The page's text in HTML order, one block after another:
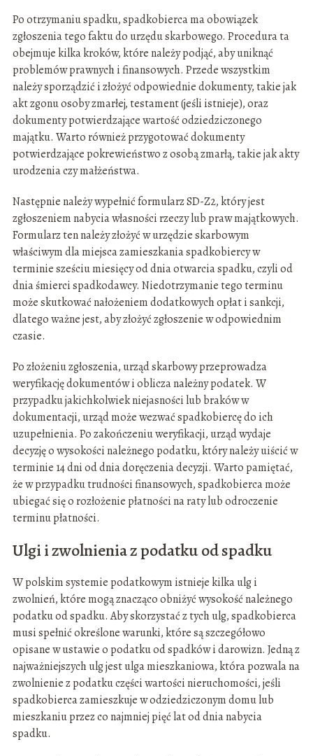
Po otrzymaniu spadku, spadkobierca ma obowiązek
zgłoszenia tego faktu do urzędu skarbowego. Procedura ta
obejmuje kilka kroków, które należy podjąć, aby uniknąć
problemów prawnych i finansowych. Przede wszystkim
należy sporządzić i złożyć odpowiednie dokumenty, takie jak
akt zgonu osoby zmarłej, testament (jeśli istnieje), oraz
dokumenty potwierdzające wartość odziedziczonego
majątku. Warto również przygotować dokumenty
potwierdzające pokrewieństwo z osobą zmarłą, takie jak akty
urodzenia czy małżeństwa.
Następnie należy wypełnić formularz SD-Z2, który jest
zgłoszeniem nabycia własności rzeczy lub praw majątkowych.
Formularz ten należy złożyć w urzędzie skarbowym
właściwym dla miejsca zamieszkania spadkobiercy w
terminie sześciu miesięcy od dnia otwarcia spadku, czyli od
dnia śmierci spadkodawcy. Niedotrzymanie tego terminu
może skutkować nałożeniem dodatkowych opłat i sankcji,
dlatego ważne jest, aby złożyć zgłoszenie w odpowiednim
czasie.
Po złożeniu zgłoszenia, urząd skarbowy przeprowadza
weryfikację dokumentów i oblicza należny podatek. W
przypadku jakichkolwiek niejasności lub braków w
dokumentacji, urząd może wezwać spadkobiercę do ich
uzupełnienia. Po zakończeniu weryfikacji, urząd wydaje
decyzję o wysokości należnego podatku, który należy uiścić w
terminie 14 dni od dnia doręczenia decyzji. Warto pamiętać,
że w przypadku trudności finansowych, spadkobierca może
ubiegać się o rozłożenie płatności na raty lub odroczenie
terminu płatności.
Ulgi i zwolnienia z podatku od spadku
W polskim systemie podatkowym istnieje kilka ulg i
zwolnień, które mogą znacząco obniżyć wysokość należnego
podatku od spadku. Aby skorzystać z tych ulg, spadkobierca
musi spełnić określone warunki, które są szczegółowo
opisane w ustawie o podatku od spadków i darowizn. Jedną z
najważniejszych ulg jest ulga mieszkaniowa, która pozwala na
zwolnienie z podatku części wartości nieruchomości, jeśli
spadkobierca zamieszkuje w odziedziczonym domu lub
mieszkaniu przez co najmniej pięć lat od dnia nabycia
spadku.